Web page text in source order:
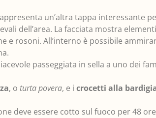
un’altra tappa interessante
dell’area. La facciata mostra
rosoni. All’interno è possibile
passeggiata in sella a uno dei
, o turta povera, e i crocetti alla
deve essere cotto sul fuoco per 48